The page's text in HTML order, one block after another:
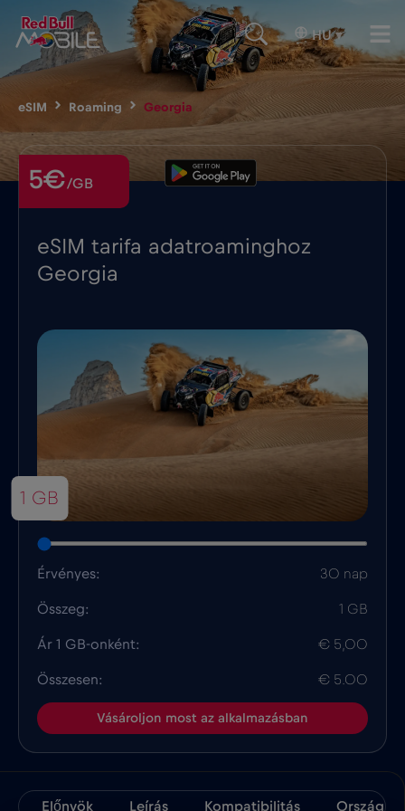
HU ▾
eSIM Roaming Georgia
eSIM tarifa adatroaminghoz
Georgia
5€/GB
1 GB
Érvényes: 30 nap
Összeg: 1 GB
Ár 1 GB-onként: € 5,00
Összesen: € 5.00
Vásároljon most az alkalmazásban
Előnyök Leírás Kompatibilitás Ország